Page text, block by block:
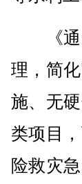
《通知
理，简
施、无
类项目
险救灾